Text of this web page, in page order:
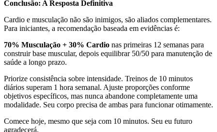
Conclusão: A Resposta Definitiva
Cardio e musculação não são inimigos, são aliados complementares.
Para iniciantes, a recomendação baseada em evidências é:
70% Musculação + 30% Cardio nas primeiras 12 semanas para
construir base muscular, depois equilibrar 50/50 para manutenção de
saúde a longo prazo.
Priorize consistência sobre intensidade. Treinos de 10 minutos
diários superam 1 hora semanal. Ajuste proporções conforme
objetivos específicos, mas nunca abandone completamente uma
modalidade. Seu corpo precisa de ambas para funcionar otimamente.
Comece hoje, mesmo que seja com 10 minutos. Seu eu futuro
agradecerá.